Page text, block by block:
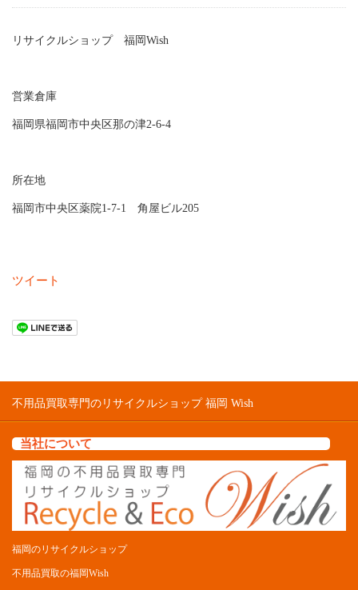
リサイクルショップ 福岡Wish
営業倉庫
福岡県福岡市中央区那の津2-6-4
所在地
福岡市中央区薬院1-7-1 角屋ビル205
ツイート
不用品買取専門のリサイクルショップ 福岡 Wish
当社について
福岡のリサイクルショップ
不用品買取の福岡Wish